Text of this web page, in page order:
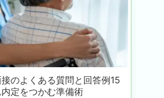
のよくある質問と回答例15
定をつかむ準備術